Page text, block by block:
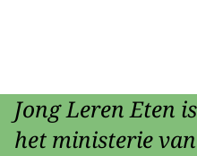
Jong Leren Eten
het ministerie